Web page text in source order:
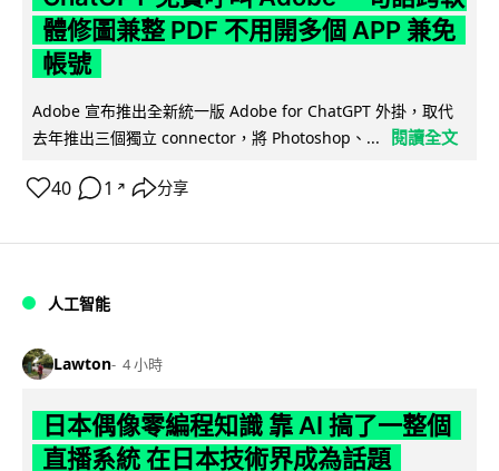
體修圖兼整 PDF 不用開多個 APP 兼免
帳號
Adobe 宣布推出全新統一版 Adobe for ChatGPT 外掛，取代
去年推出三個獨立 connector，將 Photoshop、...
閱讀全文
40 1 ↗ 分享
人工智能
Lawton 4 小時
日本偶像零編程知識 靠 AI 搞了一整個
直播系統 在日本技術界成為話題